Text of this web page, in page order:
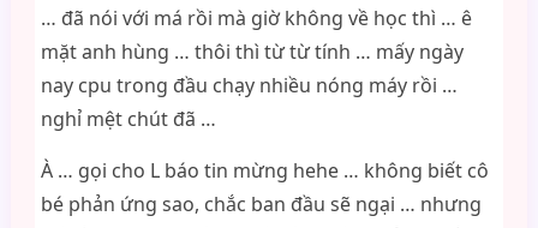
… đã nói với má rồi mà giờ không về học thì … ê
mặt anh hùng … thôi thì từ từ tính … mấy ngày
nay cpu trong đầu chạy nhiều nóng máy rồi …
nghỉ mệt chút đã …
À … gọi cho L báo tin mừng hehe … không biết cô
bé phản ứng sao, chắc ban đầu sẽ ngại … nhưng